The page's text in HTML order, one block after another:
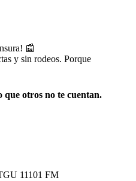
📰
y sin rodeos. Porque
que otros no te cuentan.
11101 FM